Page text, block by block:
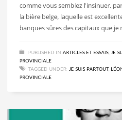
comme vous semblez l'insinuer,
la bière belge, la­quelle est
banques sûres des capi­taux que je
PUBLISHED IN ARTICLES ET ESSAIS JE
PROVINCIALE
TAGGED UNDER: JE SUIS PARTOUT,
PROVINCIALE